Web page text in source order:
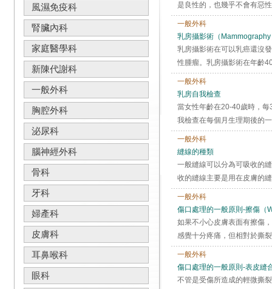
風濕免疫科
腎臟內科
家庭醫學科
新陳代謝科
一般外科
胸腔外科
泌尿科
腦神經外科
骨科
牙科
婦產科
皮膚科
耳鼻喉科
眼科
是良性的，也幾乎不會有惡
一般外科
乳房攝影術（Mammography
乳房攝影術在可以乳癌還沒
性腫瘤。乳房攝影術在年齡
一般外科
乳房自我檢查
當女性年齡在20-40歲時，
我檢查在每個月生理期後的
一般外科
縫線的種類
一般縫線可以分為可吸收的
收的縫線主要是用在皮膚的
一般外科
傷口處理的一般原則-擦傷（
如果不小心皮膚表面有擦傷
感覺十分疼痛，但相對於撕
一般外科
傷口處理的一般原則-表皮縫
不管是受傷所造成的輕微撕